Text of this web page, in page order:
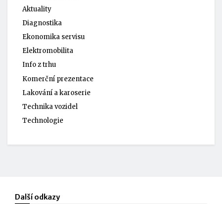
Aktuality
Diagnostika
Ekonomika servisu
Elektromobilita
Info z trhu
Komerční prezentace
Lakování a karoserie
Technika vozidel
Technologie
Další odkazy